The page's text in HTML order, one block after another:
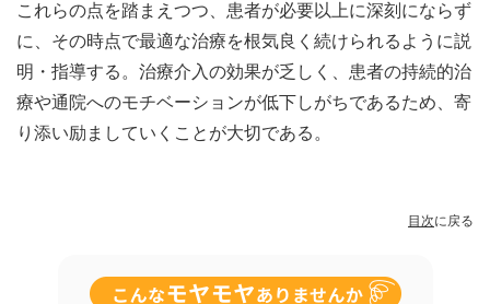
これらの点を踏まえつつ、患者が必要以上に深刻にならず
に、その時点で最適な治療を根気良く続けられるように説
明・指導する。治療介入の効果が乏しく、患者の持続的治
療や通院へのモチベーションが低下しがちであるため、寄
り添い励ましていくことが大切である。
目次に戻る